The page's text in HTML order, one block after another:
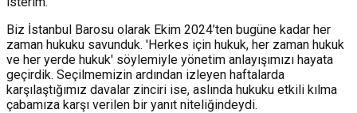
Biz İstanbul Barosu olarak Ekim 2024’ten bugüne kadar her
zaman hukuku savunduk. 'Herkes için hukuk, her zaman hukuk
ve her yerde hukuk' söylemiyle yönetim anlayışımızı hayata
geçirdik. Seçilmemizin ardından izleyen haftalarda
karşılaştığımız davalar zinciri ise, aslında hukuku etkili kılma
çabamıza karşı verilen bir yanıt niteliğindeydi.